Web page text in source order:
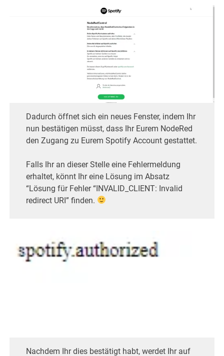
Dadurch öffnet sich ein neues Fenster, indem Ihr
nun bestätigen müsst, dass Ihr Eurem NodeRed
den Zugang zu Eurem Spotify Account gestattet.
Falls Ihr an dieser Stelle eine Fehlermeldung
erhaltet, könnt Ihr eine Lösung im Absatz
“Lösung für Fehler “INVALID_CLIENT: Invalid
redirect URI” finden.
Nachdem Ihr dies bestätigt habt, werdet Ihr auf